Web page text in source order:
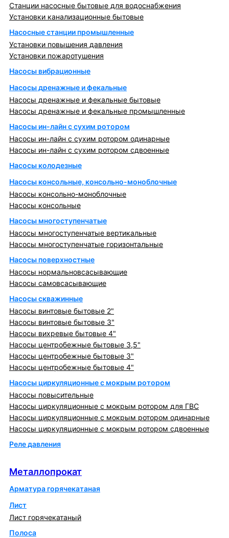
Станции насосные бытовые для водоснабжения
Установки канализационные бытовые
Насосные станции промышленные
Установки повышения давления
Установки пожаротушения
Насосы вибрационные
Насосы дренажные и фекальные
Насосы дренажные и фекальные бытовые
Насосы дренажные и фекальные промышленные
Насосы ин-лайн с сухим ротором
Насосы ин-лайн с сухим ротором одинарные
Насосы ин-лайн с сухим ротором сдвоенные
Насосы колодезные
Насосы консольные, консольно-моноблочные
Насосы консольно-моноблочные
Насосы консольные
Насосы многоступенчатые
Насосы многоступенчатые вертикальные
Насосы многоступенчатые горизонтальные
Насосы поверхностные
Насосы нормальновсасывающие
Насосы самовсасывающие
Насосы скважинные
Насосы винтовые бытовые 2"
Насосы винтовые бытовые 3"
Насосы вихревые бытовые 4"
Насосы центробежные бытовые 3,5"
Насосы центробежные бытовые 3"
Насосы центробежные бытовые 4"
Насосы циркуляционные с мокрым ротором
Насосы повысительные
Насосы циркуляционные с мокрым ротором для ГВС
Насосы циркуляционные с мокрым ротором одинарные
Насосы циркуляционные с мокрым ротором сдвоенные
Реле давления
Металлопрокат
Арматура горячекатаная
Лист
Лист горячекатаный
Полоса